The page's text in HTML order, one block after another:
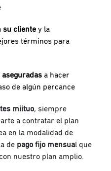
su cliente y la
términos para
a hacer
de algún percance
miituo, siempre
a contratar el plan
en la modalidad de
de pago fijo mensual que
nuestro plan amplio.